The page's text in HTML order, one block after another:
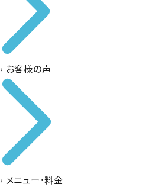
› お客様の声
› メニュー・料金